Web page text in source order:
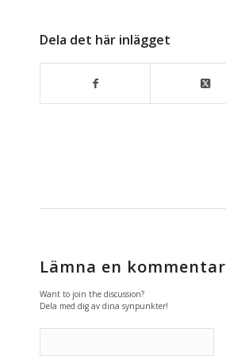
Dela det här inlägget
Lämna en kommentar
Want to join the discussion?
Dela med dig av dina synpunkter!